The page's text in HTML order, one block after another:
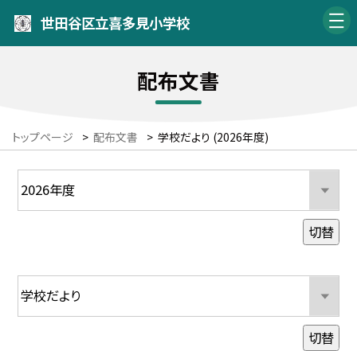
世田谷区立喜多見小学校
配布文書
トップページ > 配布文書 > 学校だより (2026年度)
切替
切替